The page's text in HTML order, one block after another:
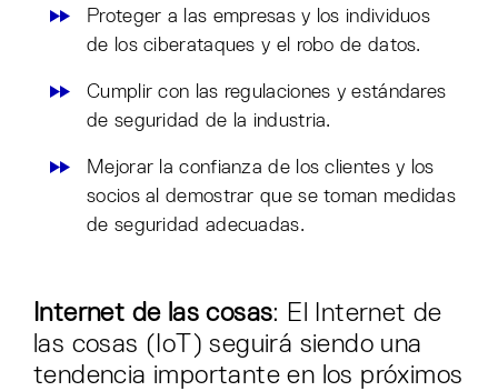
Proteger a las empresas y los individuos
de los ciberataques y el robo de datos.
Cumplir con las regulaciones y estándares
de seguridad de la industria.
Mejorar la confianza de los clientes y los
socios al demostrar que se toman medidas
de seguridad adecuadas.
Internet de las cosas: El Internet de
las cosas (IoT) seguirá siendo una
tendencia importante en los próximos